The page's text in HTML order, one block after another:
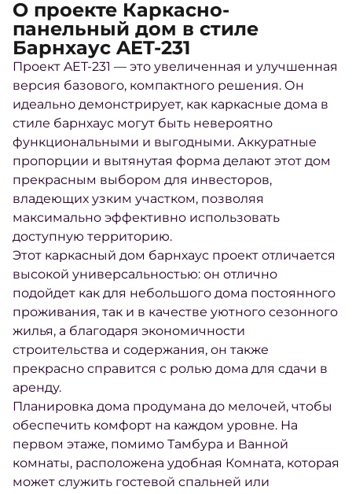
О проекте Каркасно-
панельный дом в стиле
Барнхаус AET-231
Проект AET-231 — это увеличенная и улучшенная
версия базового, компактного решения. Он
идеально демонстрирует, как каркасные дома в
стиле барнхаус могут быть невероятно
функциональными и выгодными. Аккуратные
пропорции и вытянутая форма делают этот дом
прекрасным выбором для инвесторов,
владеющих узким участком, позволяя
максимально эффективно использовать
доступную территорию.
Этот каркасный дом барнхаус проект отличается
высокой универсальностью: он отлично
подойдет как для небольшого дома постоянного
проживания, так и в качестве уютного сезонного
жилья, а благодаря экономичности
строительства и содержания, он также
прекрасно справится с ролью дома для сдачи в
аренду.
Планировка дома продумана до мелочей, чтобы
обеспечить комфорт на каждом уровне. На
первом этаже, помимо Тамбура и Ванной
комнаты, расположена удобная Комната, которая
может служить гостевой спальней или